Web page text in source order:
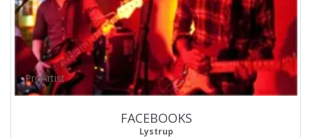
ProArtist
FACEBOOKS
Lystrup